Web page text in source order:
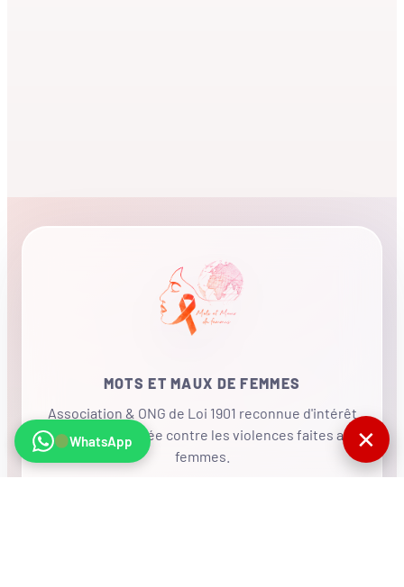
MOTS ET MAUX DE FEMMES
Association & ONG de Loi 1901 reconnue d'intérêt
général, mobilisée contre les violences faites aux
femmes.
WhatsApp ✕